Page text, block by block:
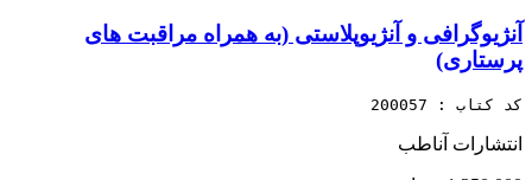
آنژیوگرافی و آنژیوپلاستی (به همراه مراقبت های
پرستاری)
کد کتاب : 200057
انتشارات آناطب